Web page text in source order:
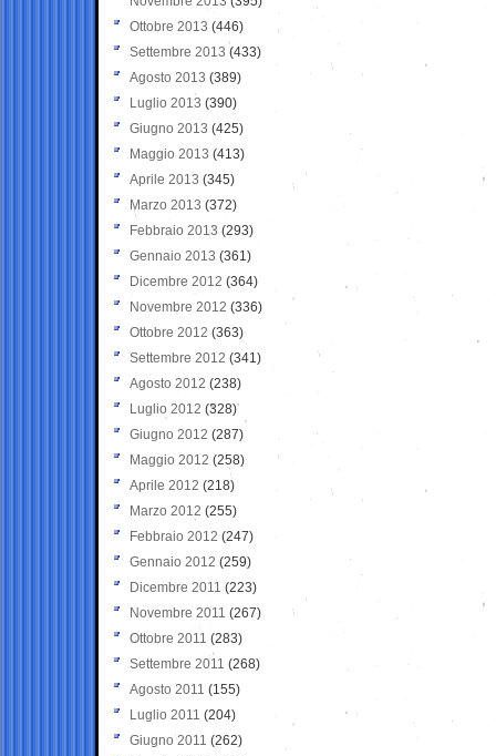
Ottobre 2013 (446)
Settembre 2013 (433)
Agosto 2013 (389)
Luglio 2013 (390)
Giugno 2013 (425)
Maggio 2013 (413)
Aprile 2013 (345)
Marzo 2013 (372)
Febbraio 2013 (293)
Gennaio 2013 (361)
Dicembre 2012 (364)
Novembre 2012 (336)
Ottobre 2012 (363)
Settembre 2012 (341)
Agosto 2012 (238)
Luglio 2012 (328)
Giugno 2012 (287)
Maggio 2012 (258)
Aprile 2012 (218)
Marzo 2012 (255)
Febbraio 2012 (247)
Gennaio 2012 (259)
Dicembre 2011 (223)
Novembre 2011 (267)
Ottobre 2011 (283)
Settembre 2011 (268)
Agosto 2011 (155)
Luglio 2011 (204)
Giugno 2011 (262)